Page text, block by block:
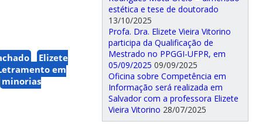
Elizete
em
minorias
estética e tese de doutorado
13/10/2025
Profa. Dra. Elizete Vieira Vitorino
participa da Qualificação de
Mestrado no PPGGI-UFPR, em
05/09/2025 09/09/2025
Oficina sobre Competência em
Informação será realizada em
Salvador com a professora Elizete
Vieira Vitorino 28/07/2025